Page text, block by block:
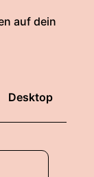
auf dein
Desktop